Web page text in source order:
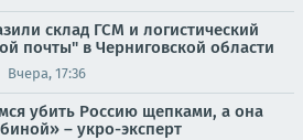
склад ГСМ и логистический
почты" в Черниговской области
Вчера, 17:36
убить Россию щепками, а она
– укро-эксперт